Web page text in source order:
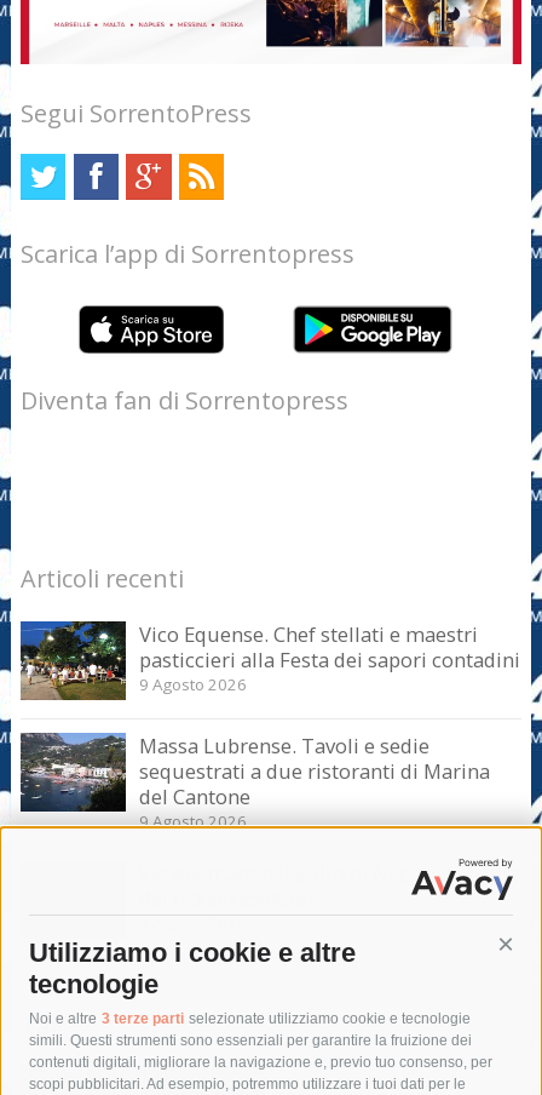
Utilizziamo i cookie e altre
tecnologie
Noi e altre 3 terze parti selezionate utilizziamo cookie e tecnologie
simili. Questi strumenti sono essenziali per garantire la fruizione dei
contenuti digitali, migliorare la navigazione e, previo tuo consenso, per
scopi pubblicitari. Ad esempio, potremmo utilizzare i tuoi dati per le
Segui SorrentoPress
Scarica l’app di Sorrentopress
Diventa fan di Sorrentopress
Articoli recenti
Vico Equense. Chef stellati e maestri
pasticcieri alla Festa dei sapori contadini
9 Agosto 2026
Massa Lubrense. Tavoli e sedie
sequestrati a due ristoranti di Marina
del Cantone
9 Agosto 2026
Vie del mare nel golfo di Napoli, la truffa
9 Agosto 2026
Tag
acqua allerta meteo
anas